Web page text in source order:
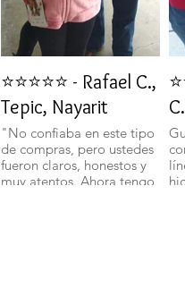
⭐⭐⭐⭐⭐ - Rafael C.,
Tepic, Nayarit
"No confiaba en este tipo
de compras, pero ustedes
fueron claros, honestos y
muy atentos. Ahora tengo